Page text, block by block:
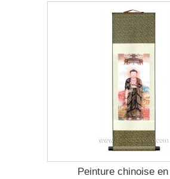
Peinture chinoise